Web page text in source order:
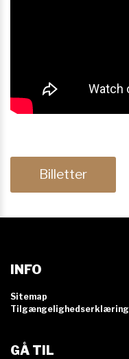
Billetter
INFO
Sitemap
Tilgængelighedserklæring
GÅ TIL